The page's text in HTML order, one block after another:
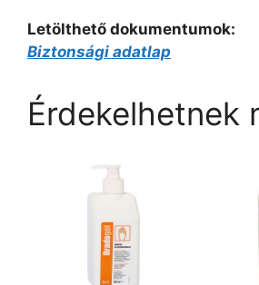
Letölthető dokumentumok:
Biztonsági adatlap
Érdekelhetnek